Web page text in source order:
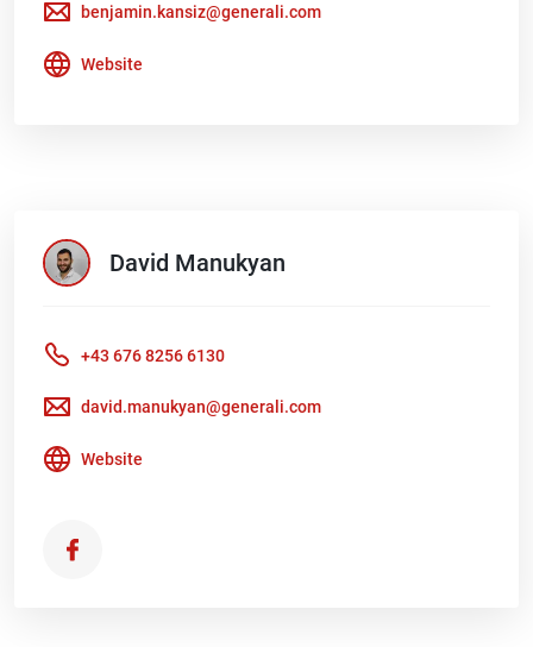
benjamin.kansiz@generali.com
Website
David Manukyan
+43 676 8256 6130
david.manukyan@generali.com
Website